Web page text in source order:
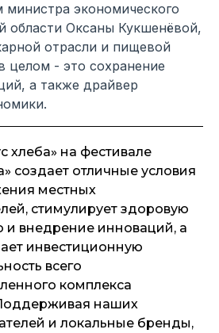
экономического
области Оксаны Кукшенёвой,
отрасли и пищевой
целом - это сохранение
а также драйвер
хлеба» на фестивале
создает отличные условия
местных
стимулирует здоровую
и внедрение инноваций, а
инвестиционную
всего
комплекса
наших
и локальные бренды,